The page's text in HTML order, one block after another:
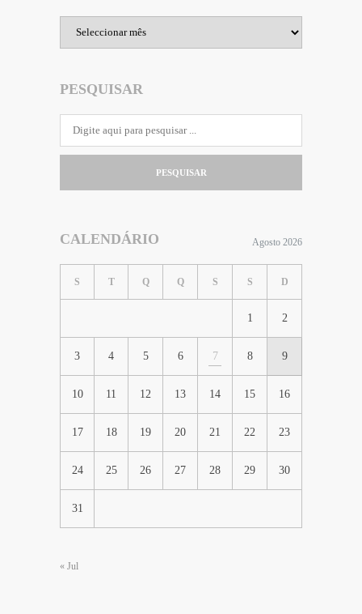
PESQUISAR
PESQUISAR
CALENDÁRIO Agosto 2026
S T Q Q S S D
1 2
3 4 5 6 7 8 9
10 11 12 13 14 15 16
17 18 19 20 21 22 23
24 25 26 27 28 29 30
31
« Jul